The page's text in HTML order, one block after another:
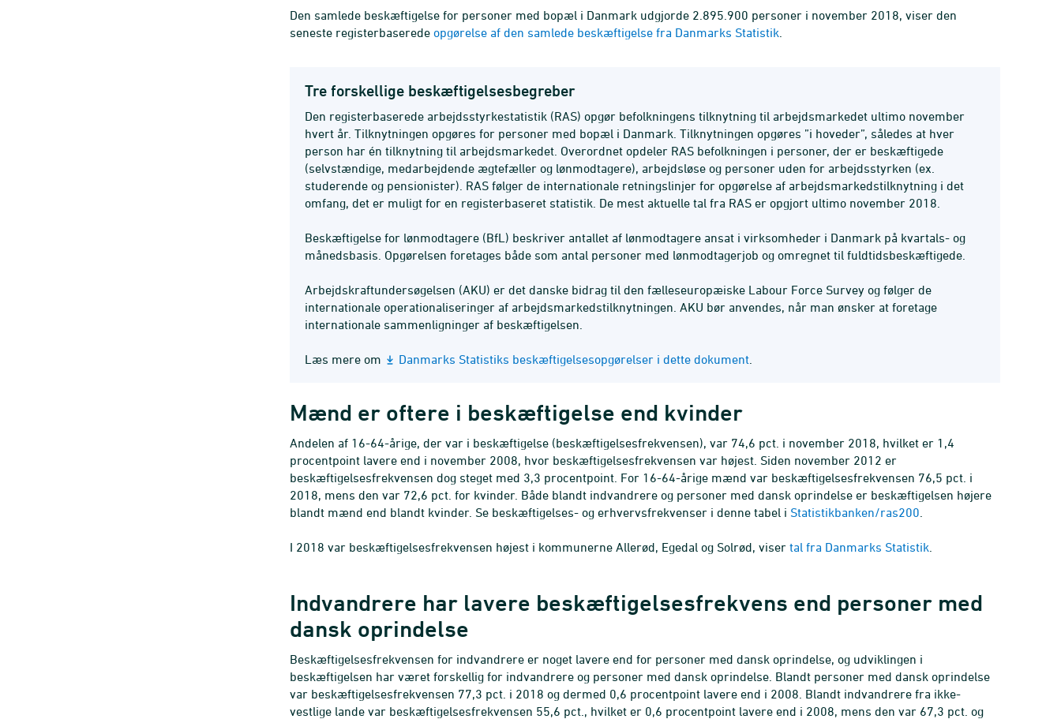
Den samlede beskæftigelse for personer med bopæl i Danmark udgjorde 2.895.900 personer i november 2018, viser den
seneste registerbaserede opgørelse af den samlede beskæftigelse fra Danmarks Statistik
Tre forskellige beskæftigelsesbegreber
Den registerbaserede arbejdsstyrkestatistik (RAS) opgør befolkningens tilknytning til arbejdsmarkedet ultimo november
hvert år. Tilknytningen opgøres for personer med bopæl i Danmark. Tilknytningen opgøres ”i hoveder”, således at hver
person har én tilknytning til arbejdsmarkedet. Overordnet opdeler RAS befolkningen i personer, der er beskæftigede
(selvstændige, medarbejdende ægtefæller og lønmodtagere), arbejdsløse og personer uden for arbejdsstyrken (ex.
studerende og pensionister). RAS følger de internationale retningslinjer for opgørelse af arbejdsmarkedstilknytning i det
omfang, det er muligt for en registerbaseret statistik. De mest aktuelle tal fra RAS er opgjort ultimo november 2018.
Beskæftigelse for lønmodtagere (BfL) beskriver antallet af lønmodtagere ansat i virksomheder i Danmark på kvartals- og
månedsbasis. Opgørelsen foretages både som antal personer med lønmodtagerjob og omregnet til fuldtidsbeskæftigede.
Arbejdskraftundersøgelsen (AKU) er det danske bidrag til den fælleseuropæiske Labour Force Survey og følger de
internationale operationaliseringer af arbejdsmarkedstilknytningen. AKU bør anvendes, når man ønsker at foretage
internationale sammenligninger af beskæftigelsen.
Læs mere om Danmarks Statistiks beskæftigelsesopgørelser i dette dokument
Mænd er oftere i beskæftigelse end kvinder
Andelen af 16-64-årige, der var i beskæftigelse (beskæftigelsesfrekvensen), var 74,6 pct. i november 2018, hvilket er 1,4
procentpoint lavere end i november 2008, hvor beskæftigelsesfrekvensen var højest. Siden november 2012 er
beskæftigelsesfrekvensen dog steget med 3,3 procentpoint. For 16-64-årige mænd var beskæftigelsesfrekvensen 76,5 pct. i
2018, mens den var 72,6 pct. for kvinder. Både blandt indvandrere og personer med dansk oprindelse er beskæftigelsen højere
blandt mænd end blandt kvinder. Se beskæftigelses- og erhvervsfrekvenser i denne tabel i Statistikbanken/ras200
I 2018 var beskæftigelsesfrekvensen højest i kommunerne Allerød, Egedal og Solrød, viser tal fra Danmarks Statistik
Indvandrere har lavere beskæftigelsesfrekvens end personer med
dansk oprindelse
Beskæftigelsesfrekvensen for indvandrere er noget lavere end for personer med dansk oprindelse, og udviklingen i
beskæftigelsen har været forskellig for indvandrere og personer med dansk oprindelse. Blandt personer med dansk oprindelse
var beskæftigelsesfrekvensen 77,3 pct. i 2018 og dermed 0,6 procentpoint lavere end i 2008. Blandt indvandrere fra ikke-
vestlige lande var beskæftigelsesfrekvensen 55,6 pct., hvilket er 0,6 procentpoint lavere end i 2008, mens den var 67,3 pct. og